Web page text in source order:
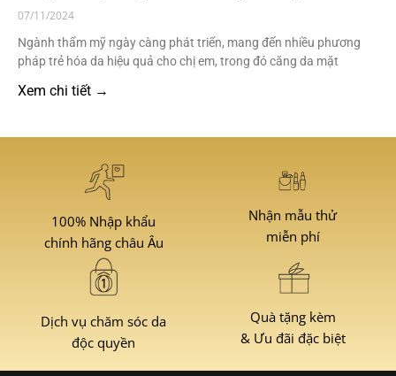
07/11/2024
Ngành thẩm mỹ ngày càng phát triển, mang đến nhiều phương
pháp trẻ hóa da hiệu quả cho chị em, trong đó căng da mặt
Xem chi tiết →
100% Nhập khẩu
chính hãng châu Âu
Nhận mẫu thử
miễn phí
Dịch vụ chăm sóc da
độc quyền
Quà tặng kèm
& Ưu đãi đặc biệt